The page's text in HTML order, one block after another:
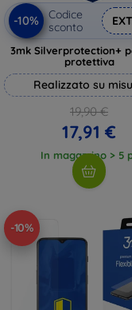
-10%
Codice
sconto
3mk Silverprotection+
protettiva
Realizzato su
19,90 €
17,91 €
In magazzino > 5
-10%